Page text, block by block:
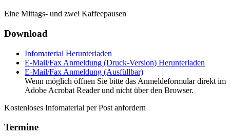
Eine Mittags- und zwei Kaffeepausen
Download
Infomaterial Herunterladen
E-Mail/Fax Anmeldung (Druck-Version) Herunterladen
E-Mail/Fax Anmeldung (Ausfüllbar)
Wenn möglich öffnen Sie bitte das Anmeldeformular direkt im
Adobe Acrobat Reader und nicht über den Browser.
Kostenloses Infomaterial per Post anfordern
Termine